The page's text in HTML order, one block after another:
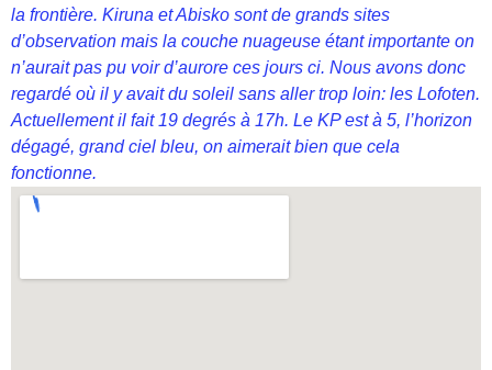
la frontière. Kiruna et Abisko sont de grands sites
d’observation mais la couche nuageuse étant importante on
n’aurait pas pu voir d’aurore ces jours ci. Nous avons donc
regardé où il y avait du soleil sans aller trop loin: les Lofoten.
Actuellement il fait 19 degrés à 17h. Le KP est à 5, l’horizon
dégagé, grand ciel bleu, on aimerait bien que cela
fonctionne.